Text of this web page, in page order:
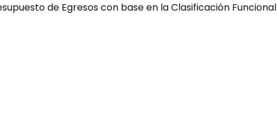
de Egresos con base en la Clasificación Funcional